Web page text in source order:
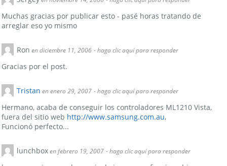
Muchas gracias por publicar esto - pasé horas tratando de
arreglar eso yo mismo
Ron en diciembre 11, 2006 - haga clic aquí para responder
Gracias por el post.
Tristan en enero 29, 2007 - haga clic aquí para responder
Hermano, acaba de conseguir los controladores ML1210 Vista,
fuera del sitio web http://www.samsung.com.au,
Funcionó perfecto...
lunchboxen febrero 19, 2007 - haga clic aquí para responder